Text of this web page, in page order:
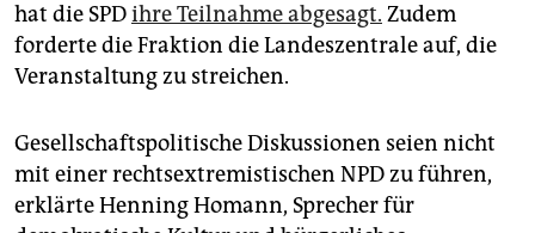
abo
genossenschaft
hat die SPDihre Teilnahme abgesagt. Zudem
forderte die Fraktion die Landeszentrale auf, die
Veranstaltung zu streichen.
Gesellschaftspolitische Diskussionen seien nicht
mit einer rechtsextremistischen NPD zu führen,
erklärte Henning Homann, Sprecher für